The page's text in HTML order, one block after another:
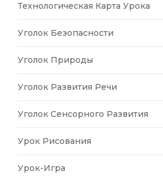
Технологическая Карта Урока
Уголок Безопасности
Уголок Природы
Уголок Развития Речи
Уголок Сенсорного Развития
Урок Рисования
Урок-Игра